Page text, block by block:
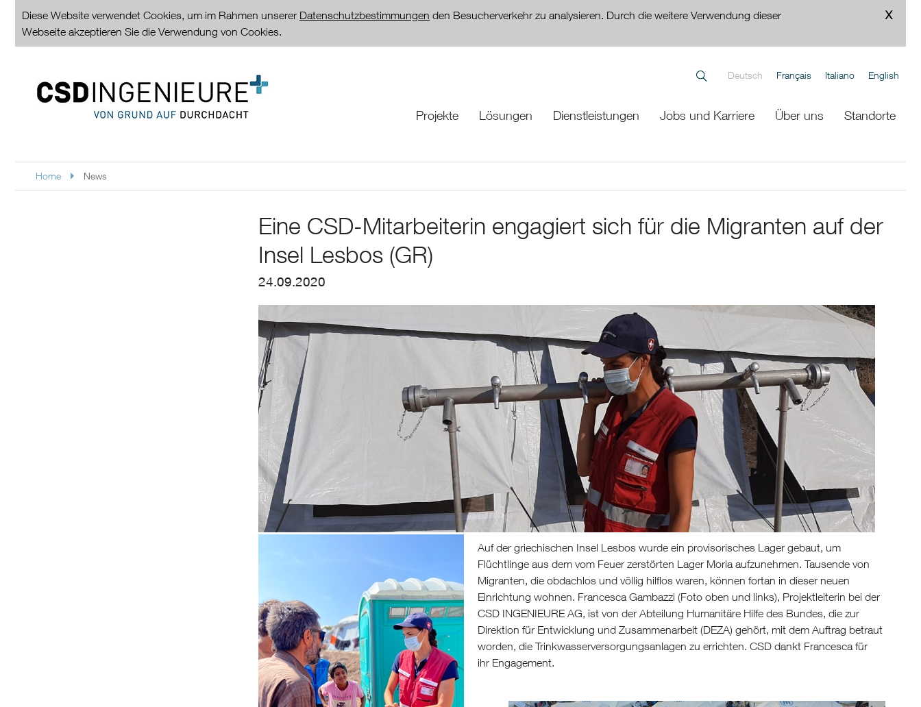
Diese Website verwendet Cookies, um im Rahmen unserer Datenschutzbestimmungen den Besucherverkehr zu analysieren. Durch die weitere Verwendung dieser
Webseite akzeptieren Sie die Verwendung von Cookies.
Deutsch Français Italiano English
Projekte Lösungen Dienstleistungen Jobs und Karriere Über uns Standorte
Home News
Eine CSD-Mitarbeiterin engagiert sich für die Migranten auf der
Insel Lesbos (GR)
24.09.2020
Auf der griechischen Insel Lesbos wurde ein provisorisches Lager gebaut, um
Flüchtlinge aus dem vom Feuer zerstörten Lager Moria aufzunehmen. Tausende von
Migranten, die obdachlos und völlig hilflos waren, können fortan in dieser neuen
Einrichtung wohnen. Francesca Gambazzi (Foto oben und links), Projektleiterin bei der
CSD INGENIEURE AG, ist von der Abteilung Humanitäre Hilfe des Bundes, die zur
Direktion für Entwicklung und Zusammenarbeit (DEZA) gehört, mit dem Auftrag betraut
worden, die Trinkwasserversorgungsanlagen zu errichten. CSD dankt Francesca für
ihr Engagement.